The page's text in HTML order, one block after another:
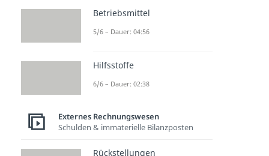
Betriebsmittel
5/6 – Dauer: 04:56
Hilfsstoffe
6/6 – Dauer: 02:38
Externes Rechnungswesen
Schulden & immaterielle Bilanzposten
Rückstellungen